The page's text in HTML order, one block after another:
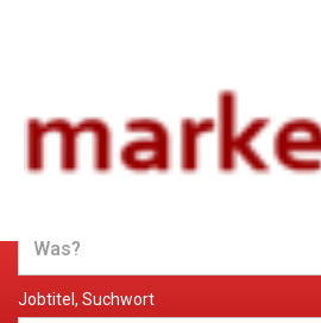
Jobs und Stellenangebote im
Marketing
Jobtitel, Suchwort